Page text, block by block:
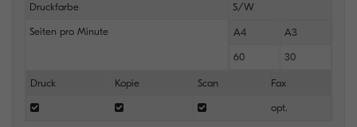
Druckfarbe S/W
Seiten pro Minute A4 A3
60 30
Druck Kopie Scan Fax
opt.